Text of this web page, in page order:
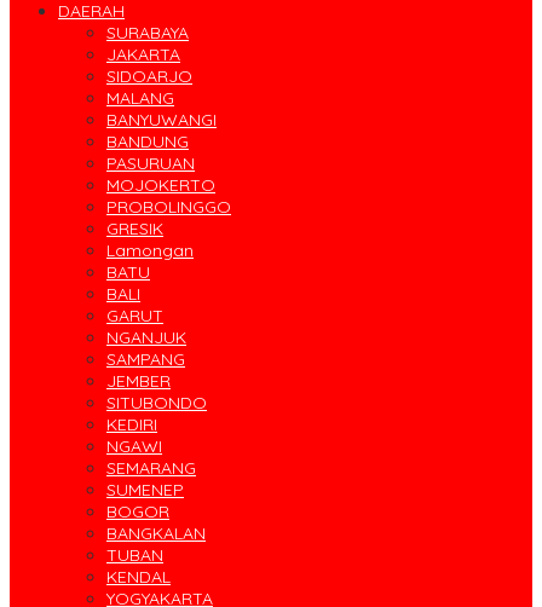
DAERAH
SURABAYA
JAKARTA
SIDOARJO
MALANG
BANYUWANGI
BANDUNG
PASURUAN
MOJOKERTO
PROBOLINGGO
GRESIK
Lamongan
BATU
BALI
GARUT
NGANJUK
SAMPANG
JEMBER
SITUBONDO
KEDIRI
NGAWI
SEMARANG
SUMENEP
BOGOR
BANGKALAN
TUBAN
KENDAL
YOGYAKARTA